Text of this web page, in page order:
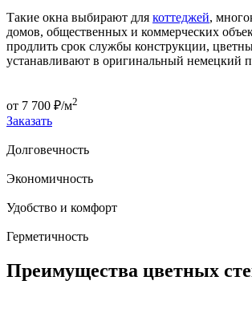
Такие окна выбирают для коттеджей,
домов, общественных и коммерческих
продлить срок службы конструкции,
устанавливают в оригинальный немецкий
от 7 700 ₽/м2
Заказать
Долговечность
Экономичность
Удобство и комфорт
Герметичность
Преимущества цветных